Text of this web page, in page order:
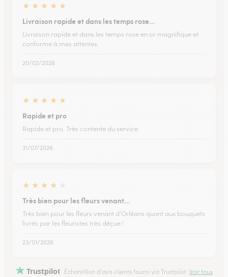
★ ★ ★ ★ ★
Livraison rapide et dans les temps rose…
Livraison rapide et dans les temps rose en or magnifique et
conforme à mes attentes.
20/02/2026
★ ★ ★ ★ ★
Rapide et pro
Rapide et pro. Très contente du service
31/07/2026
★ ★ ★ ★
Très bien pour les fleurs venant…
Très bien pour les fleurs venant d'Orléans quant aux bouquets
livrés par les fleuristes très déçue !
23/01/2026
Trustpilot Échantillon d'avis clients fourni via Trustpilot. Voir tous